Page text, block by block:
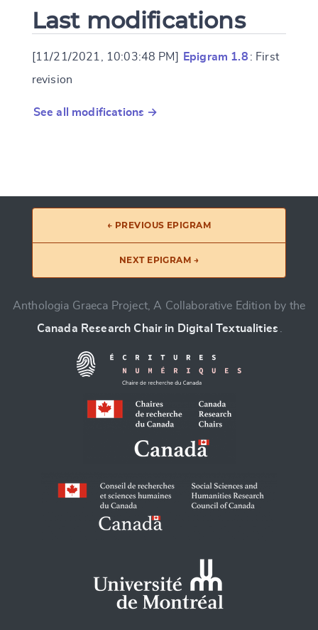
Last modifications
[11/21/2021, 10:03:48 PM] Epigram 1.8 : First
revision
See all modifications →
← PREVIOUS EPIGRAM
NEXT EPIGRAM →
Anthologia Graeca Project, A Collaborative Edition by the
Canada Research Chair in Digital Textualities